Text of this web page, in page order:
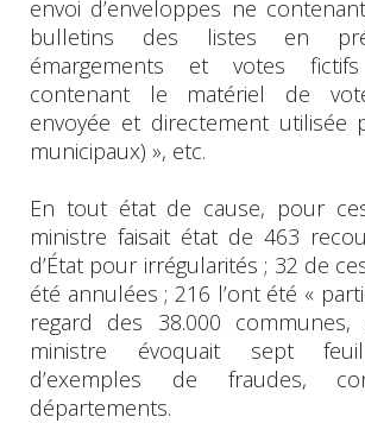
envoi d’enveloppes ne
bulletins des listes en
émargements et votes fictifs
contenant le matériel de
envoyée et directement utilisée
municipaux) », etc.
En tout état de cause, pour
ministre faisait état de 463
d’État pour irrégularités ; 32 de
été annulées ; 216 l’ont été «
regard des 38.000 communes,
ministre évoquait sept
d’exemples de fraudes,
départements.